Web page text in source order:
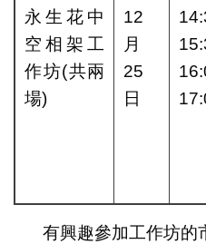
永生花中
空相架工
作坊(共兩
場)
12
月
25
日
有興趣參加工作坊的